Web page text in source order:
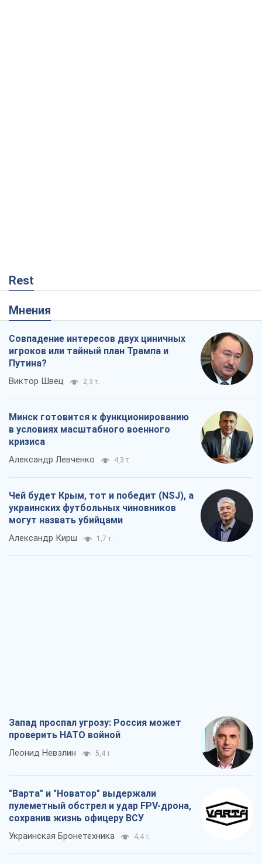
Rest
Мнения
Совпадение интересов двух циничных
игроков или тайный план Трампа и
Путина?
Виктор Швец 2,3 т.
Минск готовится к функционированию
в условиях масштабного военного
кризиса
Александр Левченко 4,3 т.
Чей будет Крым, тот и победит (NSJ), а
украинских футбольных чиновников
могут назвать убийцами
Александр Кирш 1,7 т.
Запад проспал угрозу: Россия может
проверить НАТО войной
Леонид Невзлин 5,4 т.
"Варта" и "Новатор" выдержали
пулеметный обстрел и удар FPV-дрона,
сохранив жизнь офицеру ВСУ
Украинская Бронетехника 4,4 т.